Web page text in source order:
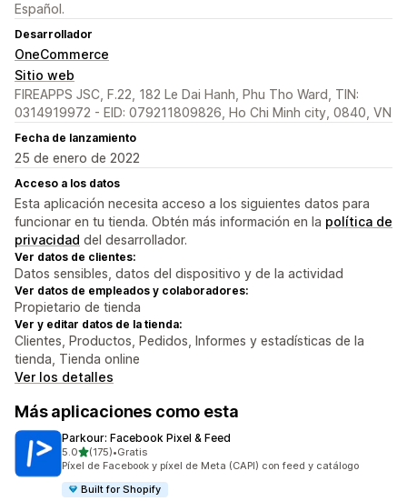
Español.
Desarrollador
OneCommerce
Sitio web
FIREAPPS JSC, F.22, 182 Le Dai Hanh, Phu Tho Ward, TIN:
0314919972 - EID: 079211809826, Ho Chi Minh city, 0840, VN
Fecha de lanzamiento
25 de enero de 2022
Acceso a los datos
Esta aplicación necesita acceso a los siguientes datos para
funcionar en tu tienda. Obtén más información en la política de
privacidad del desarrollador.
Ver datos de clientes:
Datos sensibles, datos del dispositivo y de la actividad
Ver datos de empleados y colaboradores:
Propietario de tienda
Ver y editar datos de la tienda:
Clientes, Productos, Pedidos, Informes y estadísticas de la
tienda, Tienda online
Ver los detalles
Más aplicaciones como esta
Parkour: Facebook Pixel & Feed
5.0de 5 estrellas
(175)
175 reseñas en total
•Gratis
Píxel de Facebook y píxel de Meta (CAPI) con feed y catálogo
Built for Shopify